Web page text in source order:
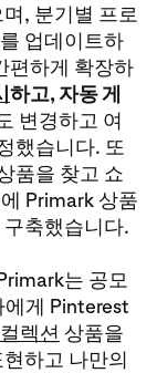
, 분기별 프로
업데이트하
편하게 확장하
하고, 자동 게
변경하고 여
했습니다. 또
품을 찾고 쇼
Primark 상품
축했습니다.
는 공모
게 Pinterest
렉션 상품을
하고 나만의